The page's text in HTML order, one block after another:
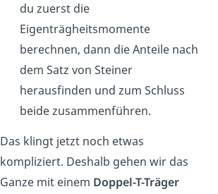
du zuerst die
Eigenträgheitsmomente
berechnen, dann die Anteile nach
dem Satz von Steiner
herausfinden und zum Schluss
beide zusammenführen.
Das klingt jetzt noch etwas
kompliziert. Deshalb gehen wir das
Ganze mit einem Doppel-T-Träger